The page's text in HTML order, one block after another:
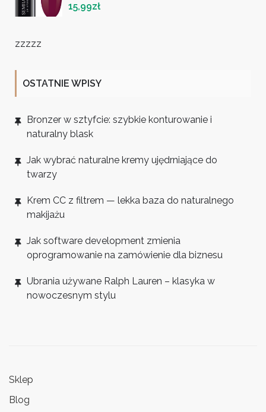
15,99zł
zzzzz
OSTATNIE WPISY
Bronzer w sztyfcie: szybkie konturowanie i
naturalny blask
Jak wybrać naturalne kremy ujędrniające do
twarzy
Krem CC z filtrem — lekka baza do naturalnego
makijażu
Jak software development zmienia
oprogramowanie na zamówienie dla biznesu
Ubrania używane Ralph Lauren – klasyka w
nowoczesnym stylu
Sklep
Blog